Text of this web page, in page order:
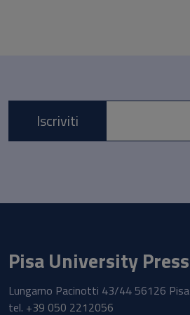
E-mail *
Iscriviti
Pisa University Press
Lungarno Pacinotti 43/44 56126 Pisa
tel. +39 050 2212056